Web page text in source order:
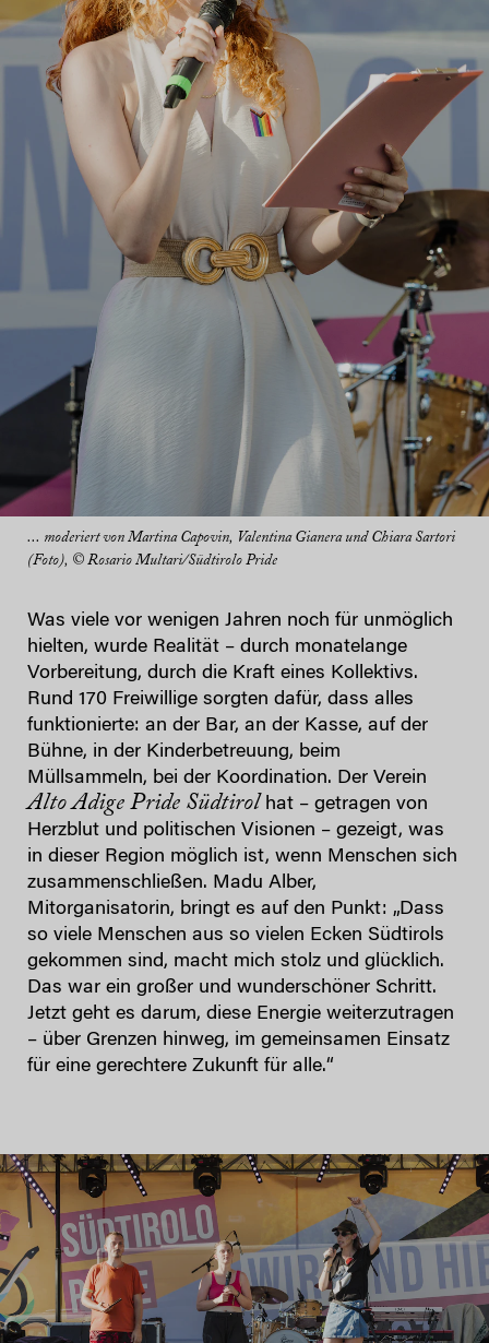
... moderiert von Martina Capovin, Valentina Gianera und Chiara Sartori
(Foto), © Rosario Multari/Südtirolo Pride
Was viele vor wenigen Jahren noch für unmöglich
hielten, wurde Realität – durch monatelange
Vorbereitung, durch die Kraft eines Kollektivs.
Rund 170 Freiwillige sorgten dafür, dass alles
funktionierte: an der Bar, an der Kasse, auf der
Bühne, in der Kinderbetreuung, beim
Müllsammeln, bei der Koordination. Der Verein
Alto Adige Pride Südtirol hat – getragen von
Herzblut und politischen Visionen – gezeigt, was
in dieser Region möglich ist, wenn Menschen sich
zusammenschließen. Madu Alber,
Mitorganisatorin, bringt es auf den Punkt: „Dass
so viele Menschen aus so vielen Ecken Südtirols
gekommen sind, macht mich stolz und glücklich.
Das war ein großer und wunderschöner Schritt.
Jetzt geht es darum, diese Energie weiterzutragen
– über Grenzen hinweg, im gemeinsamen Einsatz
für eine gerechtere Zukunft für alle.“